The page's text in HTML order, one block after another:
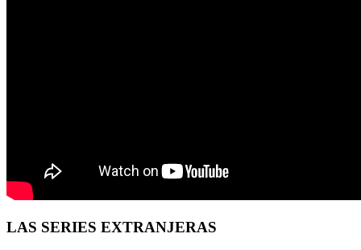
LAS SERIES EXTRANJERAS